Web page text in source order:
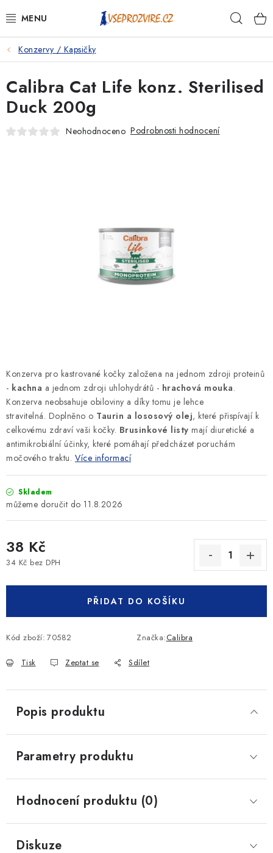
na
PSI
KOČKY
KONĚ
KRÁLÍCI/HLODAVCI/PTÁCI
Konzervy / Kapsičky
Konzerva pro kastrované kočky založena na jednom zdroji proteinů
- kachna a jednom zdroji uhlohydrátů - hrachová mouka.
Konzerva neobsahuje obiloviny a díky tomu je lehce
stravitelná. Doplněno o Taurin a lososový olej, které přispívají k
celkovému zdraví vaši kočky. Brusinkové listy mají diuretické a
antimikrobiální účinky, které pomáhají předcházet poruchám
močového traktu. Více informací
Skladem
11.8.2026
38 Kč
34 Kč bez DPH
PŘIDAT DO KOŠÍKU
Kód zboží: 70582 Značka:Calibra
Tisk Zeptat se Sdílet
Calibra Cat Life konz. Sterilised
Duck 200g
Neohodnoceno Podrobnosti hodnocení
Popis produktu
Parametry produktu
Hodnocení produktu (0)
Diskuze